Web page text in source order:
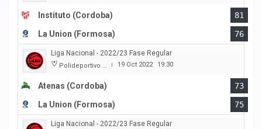
Instituto (Cordoba)
81
La Union (Formosa)
76
Liga Nacional - 2022/23 Fase Regular
Polideportivo Carlos Cerutti | 19 Oct 2022 19:30
Atenas (Cordoba)
73
La Union (Formosa)
75
Liga Nacional - 2022/23 Fase Regular